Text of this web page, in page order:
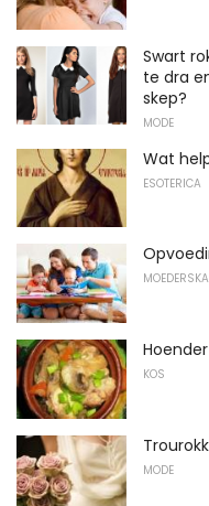
Swart
te dra
skep?
MODE
Wat
ESOTERICA
KOS
MODE